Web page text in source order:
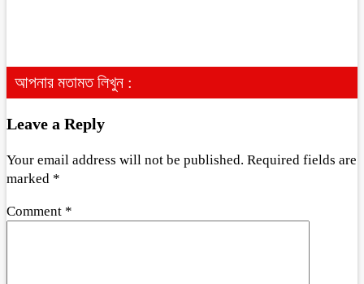
আপনার মতামত লিখুন :
Leave a Reply
Your email address will not be published. Required fields are
marked *
Comment *